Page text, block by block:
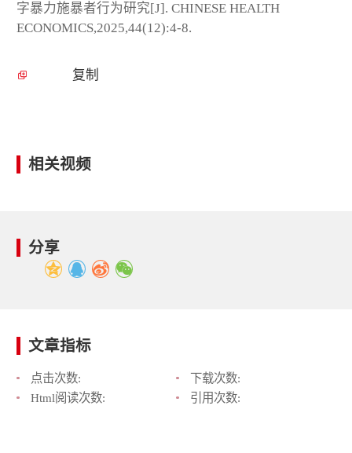
字暴力施暴者行为研究[J]. CHINESE HEALTH
ECONOMICS,2025,44(12):4-8.
复制
相关视频
分享
文章指标
点击次数:
下载次数:
Html阅读次数:
引用次数: